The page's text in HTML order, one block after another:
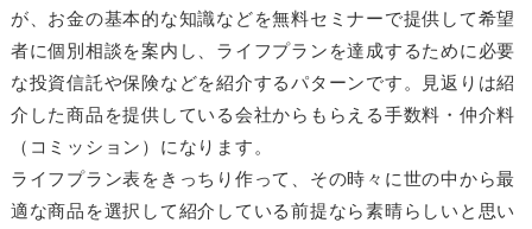
が、お金の基本的な知識などを無料セミナーで提供して希望
者に個別相談を案内し、ライフプランを達成するために必要
な投資信託や保険などを紹介するパターンです。見返りは紹
介した商品を提供している会社からもらえる手数料・仲介料
（コミッション）になります。
ライフプラン表をきっちり作って、その時々に世の中から最
適な商品を選択して紹介している前提なら素晴らしいと思い